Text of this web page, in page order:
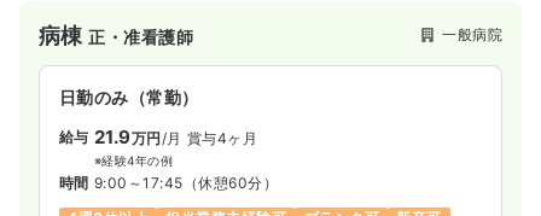
気になる 詳細を見る
日勤のみ（常勤）
病棟正・准看護師 一般病院
日勤のみ（常勤）
給与 21.9万円 /月 賞与4ヶ月
※経験4年の例
時間 9:00～17:45 （休憩60分）